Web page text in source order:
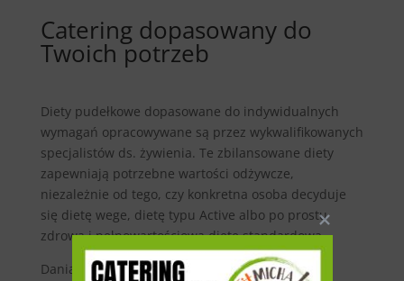
Catering dopasowany do
Twoich potrzeb
Diety pudełkowe dopasowane do indywidualnych
wymagań opracowywane są przez wykwalifikowanych
specjalistów ds. żywienia. Te zbilansowane diety
zapewniają potrzebne wartości odżywcze,
niezależnie od tego, czy konkretna osoba decyduje
się dietę wege, dietę typu Active albo po prostu
zdrową i pełnowartościową dietę standardową.
Dania pudełkowe to świetny sposób na zdrowe